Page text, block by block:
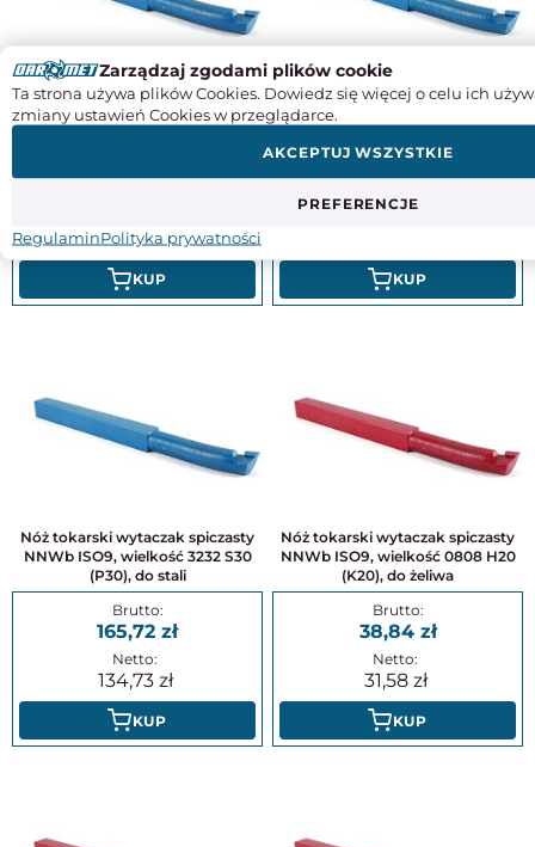
Nóż tokarski wytaczak spiczasty
NNWb ISO9, wielkość 3232 S10
134,73
KUP
Nóż tokarski wytaczak spiczasty
NNWb ISO9, wielkość 3232 S20
KUP
Nóż tokarski wytaczak spiczasty
NNWb ISO9, wielkość 3232 S30
(P30), do stali
165,72
134,73
KUP
Nóż tokarski wytaczak spiczasty
NNWb ISO9, wielkość 0808 H20
(K20), do żeliwa
38,84
31,58
KUP
Zarządzaj zgodami plików cookie
Ta strona używa plików Cookies. Dowiedz się więcej o celu ich
zmiany ustawień Cookies w przeglądarce.
PREFERENCJE
AKCEPTUJ WSZYSTKIE
RegulaminPolityka prywatności